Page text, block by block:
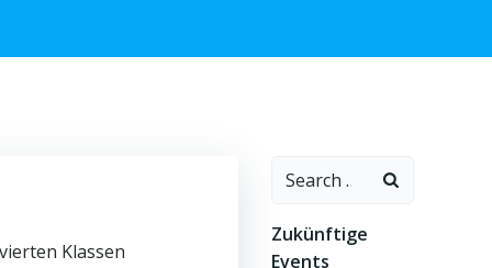
Klassen
Search
Zukünftige
Events